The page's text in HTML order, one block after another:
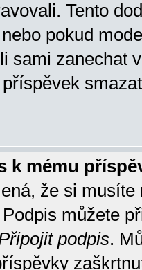
Tento
pokud
sami zanechat
k mému
že si
můžete
podpis.